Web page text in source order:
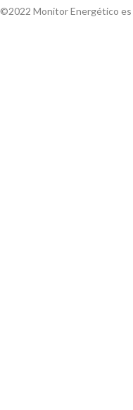
©2022 Monitor Energético es